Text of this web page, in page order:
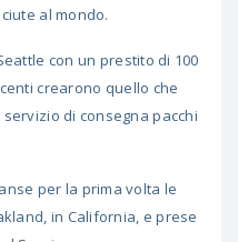
al mondo.
con un prestito di 100
crearono quello che
di consegna pacchi
per la prima volta le
in California, e prese